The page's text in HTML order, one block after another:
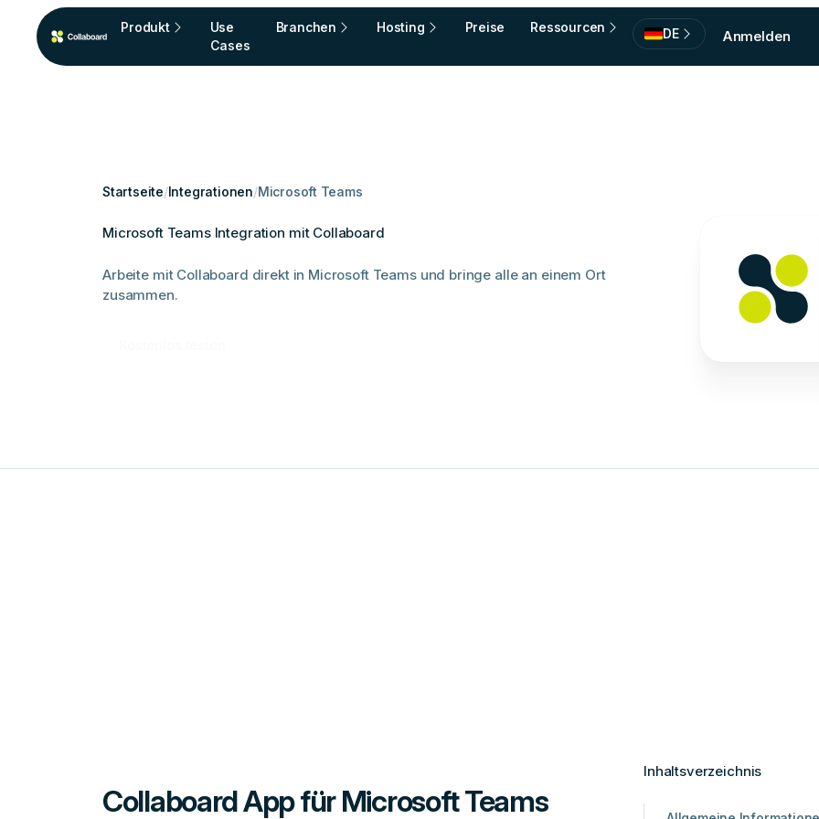
Produkt
Use
Cases
Branchen Hosting Preise Ressourcen DE Anmelden
Startseite/Integrationen/Microsoft Teams
Microsoft Teams Integration mit Collaboard
Arbeite mit Collaboard direkt in Microsoft Teams und bringe alle an einem Ort
zusammen.
Collaboard App für Microsoft Teams
Inhaltsverzeichnis